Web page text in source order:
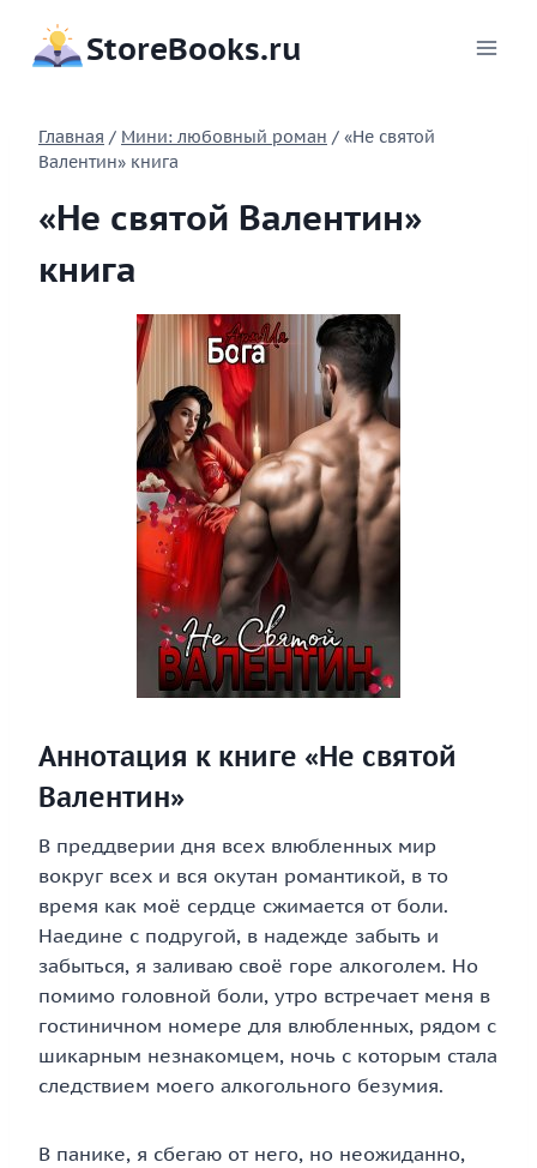
содержимому
StoreBooks.ru
Главная / Мини: любовный роман / «Не святой
Валентин» книга
«Не святой Валентин»
книга
Аннотация к книге «Не святой
Валентин»
В преддверии дня всех влюбленных мир
вокруг всех и вся окутан романтикой, в то
время как моё сердце сжимается от боли.
Наедине с подругой, в надежде забыть и
забыться, я заливаю своё горе алкоголем. Но
помимо головной боли, утро встречает меня в
гостиничном номере для влюбленных, рядом с
шикарным незнакомцем, ночь с которым стала
следствием моего алкогольного безумия.
В панике, я сбегаю от него, но неожиданно,